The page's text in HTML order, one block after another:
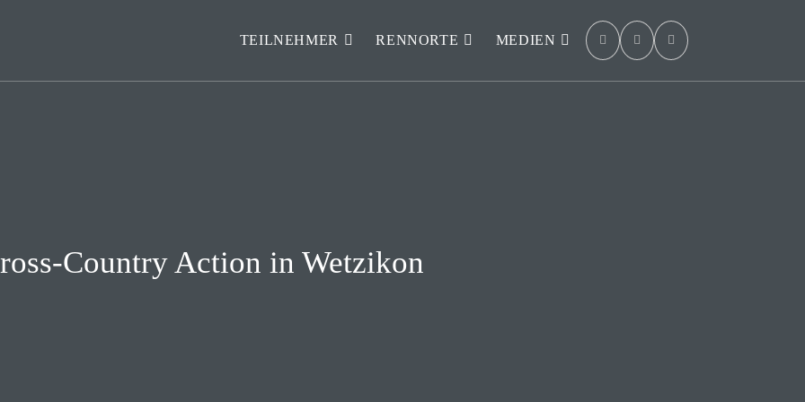
TEILNEHMER RENNORTE MEDIEN
Country Action in Wetzikon